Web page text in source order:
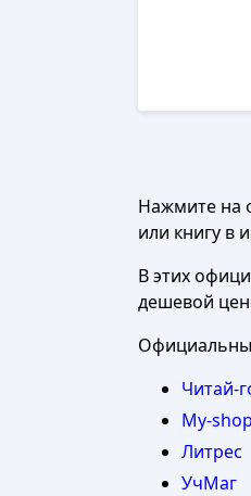
Нажмите на
или книгу в
В этих
дешевой
Читай-
My-shop
Литрес
УчМаг